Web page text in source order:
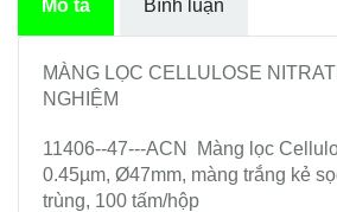
Mô tả Bình luận
MÀNG LỌC CELLULOSE
NGHIỆM
11406--47---ACN Màng lọc
0.45µm, Ø47mm, màng trắng kẻ
trùng, 100 tấm/hộp